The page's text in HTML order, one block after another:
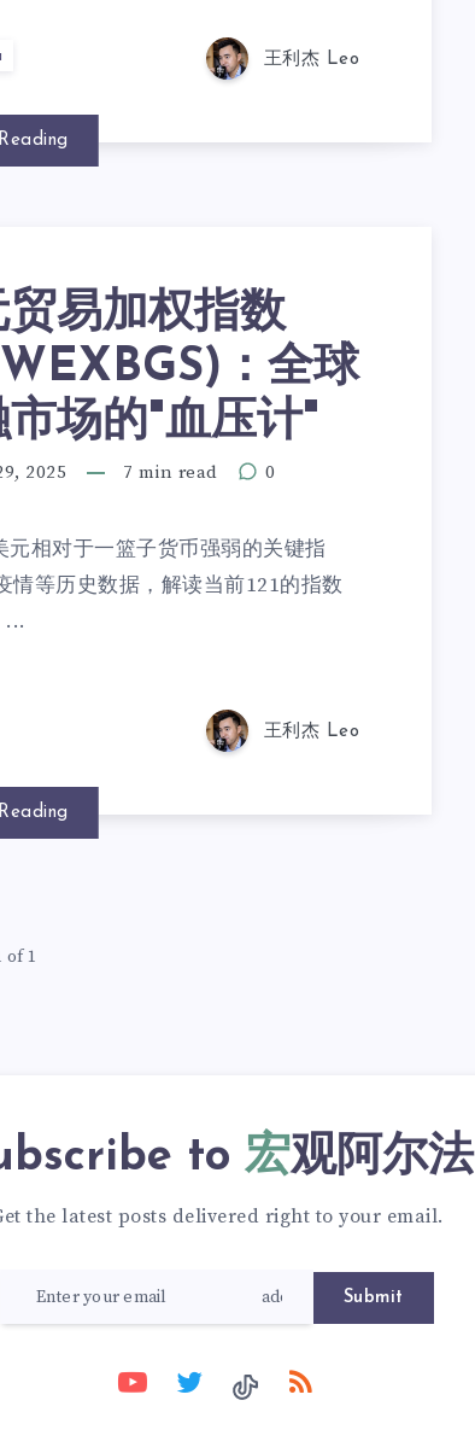
王利杰 Leo
贸易加权指数
：全球
市场的"血压计"
2025 7 min read 0
相对于一篮子货币强弱的关键指
情等历史数据，解读当前121的指数
...
王利杰 Leo
of 1
to 宏观阿尔法
the latest posts delivered right to your email.
Submit